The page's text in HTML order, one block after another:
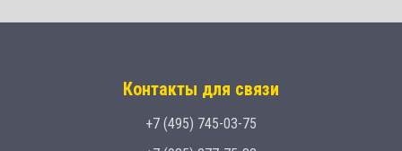
Контакты для связи
+7 (495) 745-03-75